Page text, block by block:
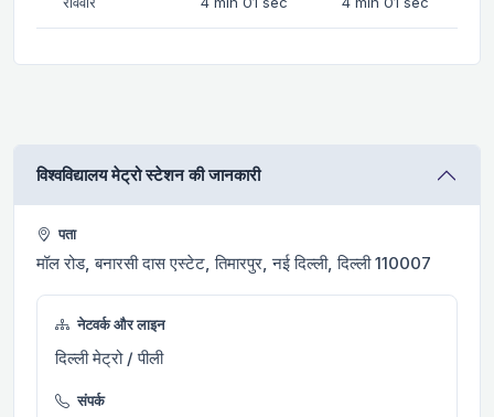
विश्वविद्यालय मेट्रो स्टेशन की जानकारी
पता
मॉल रोड, बनारसी दास एस्टेट, तिमारपुर, नई दिल्ली, दिल्ली 110007
नेटवर्क और लाइन
दिल्ली मेट्रो / पीली
संपर्क